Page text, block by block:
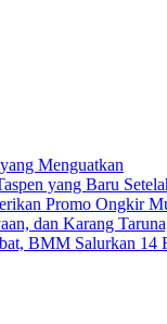
Menguatkan
yang Baru
Promo Ongkir
dan Karang
BMM Salurkan